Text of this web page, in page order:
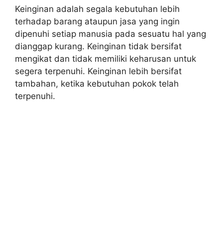
Keinginan adalah segala kebutuhan lebih
terhadap barang ataupun jasa yang ingin
dipenuhi setiap manusia pada sesuatu hal yang
dianggap kurang. Keinginan tidak bersifat
mengikat dan tidak memiliki keharusan untuk
segera terpenuhi. Keinginan lebih bersifat
tambahan, ketika kebutuhan pokok telah
terpenuhi.